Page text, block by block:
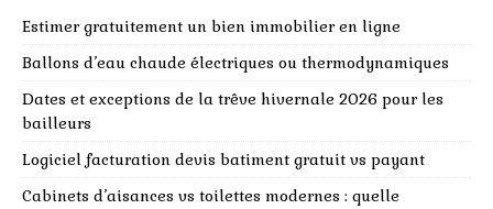
Estimer gratuitement un bien immobilier en ligne
Ballons d’eau chaude électriques ou thermodynamiques
Dates et exceptions de la trêve hivernale 2026 pour les
bailleurs
Logiciel facturation devis batiment gratuit vs payant
Cabinets d’aisances vs toilettes modernes : quelle